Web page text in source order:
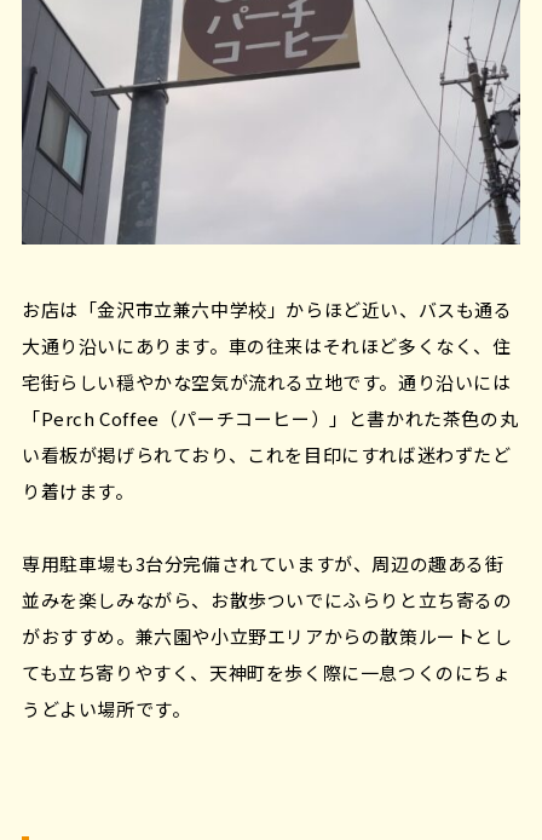
お店は「金沢市立兼六中学校」からほど近い、バスも通る
大通り沿いにあります。車の往来はそれほど多くなく、住
宅街らしい穏やかな空気が流れる立地です。通り沿いには
「Perch Coffee（パーチコーヒー）」と書かれた茶色の丸
い看板が掲げられており、これを目印にすれば迷わずたど
り着けます。
専用駐車場も3台分完備されていますが、周辺の趣ある街
並みを楽しみながら、お散歩ついでにふらりと立ち寄るの
がおすすめ。兼六園や小立野エリアからの散策ルートとし
ても立ち寄りやすく、天神町を歩く際に一息つくのにちょ
うどよい場所です。